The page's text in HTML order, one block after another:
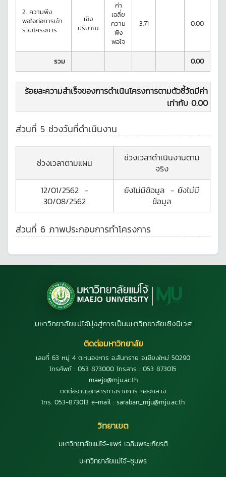
2. ความพึง
พอใจต่อการเข้า
ร่วมโครงการ
เชิง
ปริมาณ
ค่า
เฉลี่ย
ความ
พึง
พอใจ
3.71 0.00
รวม 0.00
ร้อยละความสำเร็จของการดำเนินโครงการตามตัวชี้วัดมีค่า
เท่ากับ 0.00
ส่วนที่ 5 ช่วงวันที่ดำเนินงาน
ช่วงเวลาตามแผน
ช่วงเวลาดำเนินงานตาม
จริง
12/01/2562-
30/08/2562
ยังไม่มีข้อมูล - ยังไม่มี
ข้อมูล
ส่วนที่ 6 ภาพประกอบการทำโครงการ
มหาวิทยาลัยแม่โจ้มุ่งสู่การเป็นมหาวิทยาลัยเชิงนิเวศ
ติดต่อมหาวิทยาลัย
เลขที่ 63 หมู่ 4 ต.หนองหาร อ.สันทราย จ.เชียงใหม่ 50290
โทรศัพท์ : 053 873000 โทรสาร : 053 873015
maejo@mju.ac.th
ติดต่องานเอกสารทางราชการ กองกลาง
โทร. 053-873013 e-mail : saraban_mju@mju.ac.th
วิทยาเขต
มหาวิทยาลัยแม่โจ้-แพร่ เฉลิมพระเกียรติ
มหาวิทยาลัยแม่โจ้-ชุมพร